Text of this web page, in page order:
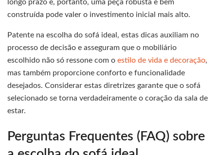
longo prazo e, portanto, uma peça robusta e bem
construída pode valer o investimento inicial mais alto.
Patente na escolha do sofá ideal, estas dicas auxiliam no
processo de decisão e asseguram que o mobiliário
escolhido não só ressone com o estilo de vida e decoração,
mas também proporcione conforto e funcionalidade
desejados. Considerar estas diretrizes garante que o sofá
selecionado se torna verdadeiramente o coração da sala de
estar.
Perguntas Frequentes (FAQ) sobre